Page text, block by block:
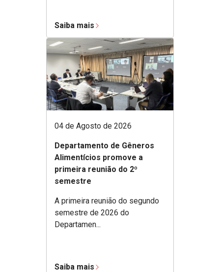
Saiba mais
04 de Agosto de 2026
Departamento de Gêneros
Alimentícios promove a
primeira reunião do 2º
semestre
A primeira reunião do segundo
semestre de 2026 do
Departamen...
Saiba mais